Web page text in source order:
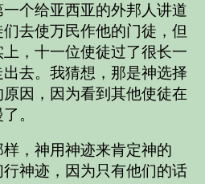
个给亚西亚的外邦人讲道
去使万民作他的门徒，但
，十一位使徒过了很长一
去。我猜想，那是神选择
因，因为看到其他使徒在
。
，神用神迹来肯定神的
神迹，因为只有他们的话